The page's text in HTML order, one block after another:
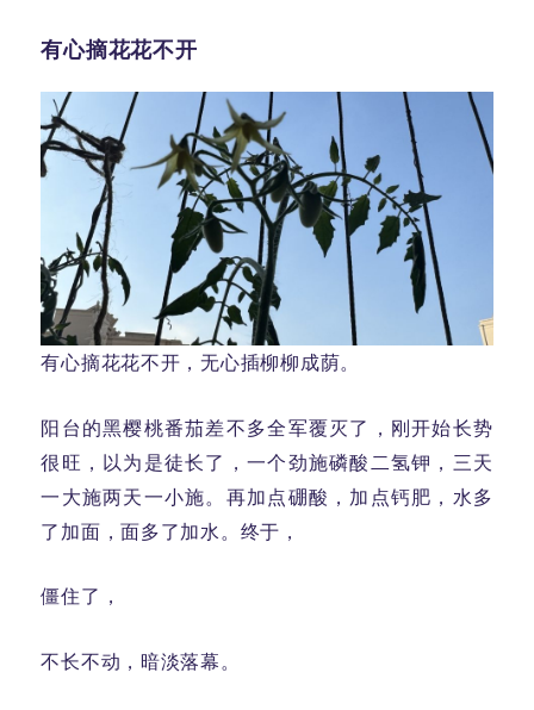
有心摘花花不开
有心摘花花不开，无心插柳柳成荫。
阳台的黑樱桃番茄差不多全军覆灭了，刚开始长势
很旺，以为是徒长了，一个劲施磷酸二氢钾，三天
一大施两天一小施。再加点硼酸，加点钙肥，水多
了加面，面多了加水。终于，
僵住了，
不长不动，暗淡落幕。